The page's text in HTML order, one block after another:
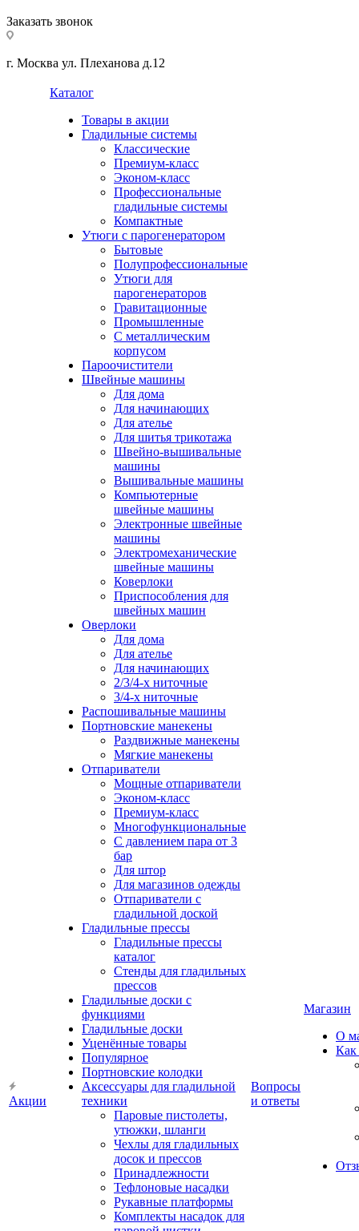
Заказать звонок
г. Москва ул. Плеханова д.12
Акции
Каталог
Товары в акции
Гладильные системы
Классические
Премиум-класс
Эконом-класс
Профессиональные
гладильные системы
Компактные
Утюги с парогенератором
Бытовые
Полупрофессиональные
Утюги для
парогенераторов
Гравитационные
Промышленные
С металлическим
корпусом
Пароочистители
Швейные машины
Для дома
Для начинающих
Для ателье
Для шитья трикотажа
Швейно-вышивальные
машины
Вышивальные машины
Компьютерные
швейные машины
Электронные швейные
машины
Электромеханические
швейные машины
Коверлоки
Приспособления для
швейных машин
Оверлоки
Для дома
Для ателье
Для начинающих
2/3/4-х ниточные
3/4-х ниточные
Распошивальные машины
Портновские манекены
Раздвижные манекены
Мягкие манекены
Отпариватели
Мощные отпариватели
Эконом-класс
Премиум-класс
Многофункциональные
С давлением пара от 3
бар
Для штор
Для магазинов одежды
Отпариватели с
гладильной доской
Гладильные прессы
Гладильные прессы
каталог
Стенды для гладильных
прессов
Гладильные доски с
функциями
Гладильные доски
Уценённые товары
Популярное
Портновские колодки
Аксессуары для гладильной
техники
Паровые пистолеты,
утюжки, шланги
Чехлы для гладильных
досок и прессов
Принадлежности
Тефлоновые насадки
Рукавные платформы
Комплекты насадок для
Вопросы
и ответы
Магазин
О
Как